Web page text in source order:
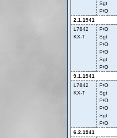
Sgt
P/O
2.1.1941
L7842
KX-T
P/O
Sgt
P/O
P/O
Sgt
P/O
9.1.1941
L7842
KX-T
P/O
Sgt
P/O
P/O
Sgt
P/O
6.2.1941